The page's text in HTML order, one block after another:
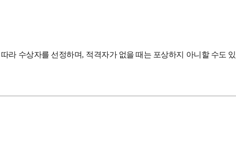
라 수상자를 선정하며, 적격자가 없을 때는 포상하지 아니할 수도